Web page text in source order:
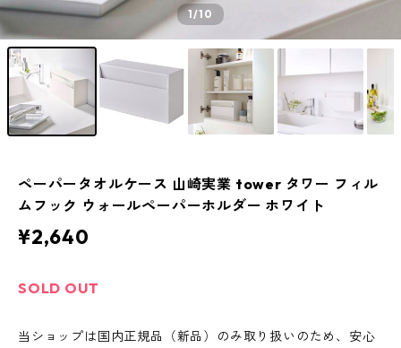
1/10
ペーパータオルケース 山崎実業 tower タワー フィル
ムフック ウォールペーパーホルダー ホワイト
¥2,640
SOLD OUT
当ショップは国内正規品（新品）のみ取り扱いのため、安心